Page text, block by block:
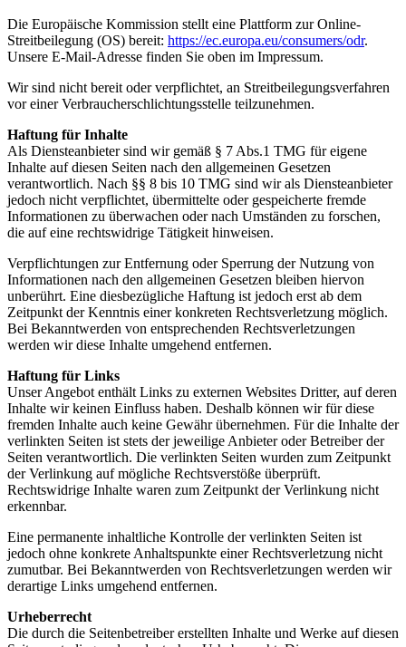
Die Europäische Kommission stellt eine Plattform zur Online-
Streitbeilegung (OS) bereit: https://ec.europa.eu/consumers/odr.
Unsere E-Mail-Adresse finden Sie oben im Impressum.
Wir sind nicht bereit oder verpflichtet, an Streitbeilegungsverfahren
vor einer Verbraucherschlichtungsstelle teilzunehmen.
Haftung für Inhalte
Als Diensteanbieter sind wir gemäß § 7 Abs.1 TMG für eigene
Inhalte auf diesen Seiten nach den allgemeinen Gesetzen
verantwortlich. Nach §§ 8 bis 10 TMG sind wir als Diensteanbieter
jedoch nicht verpflichtet, übermittelte oder gespeicherte fremde
Informationen zu überwachen oder nach Umständen zu forschen,
die auf eine rechtswidrige Tätigkeit hinweisen.
Verpflichtungen zur Entfernung oder Sperrung der Nutzung von
Informationen nach den allgemeinen Gesetzen bleiben hiervon
unberührt. Eine diesbezügliche Haftung ist jedoch erst ab dem
Zeitpunkt der Kenntnis einer konkreten Rechtsverletzung möglich.
Bei Bekanntwerden von entsprechenden Rechtsverletzungen
werden wir diese Inhalte umgehend entfernen.
Haftung für Links
Unser Angebot enthält Links zu externen Websites Dritter, auf deren
Inhalte wir keinen Einfluss haben. Deshalb können wir für diese
fremden Inhalte auch keine Gewähr übernehmen. Für die Inhalte der
verlinkten Seiten ist stets der jeweilige Anbieter oder Betreiber der
Seiten verantwortlich. Die verlinkten Seiten wurden zum Zeitpunkt
der Verlinkung auf mögliche Rechtsverstöße überprüft.
Rechtswidrige Inhalte waren zum Zeitpunkt der Verlinkung nicht
erkennbar.
Eine permanente inhaltliche Kontrolle der verlinkten Seiten ist
jedoch ohne konkrete Anhaltspunkte einer Rechtsverletzung nicht
zumutbar. Bei Bekanntwerden von Rechtsverletzungen werden wir
derartige Links umgehend entfernen.
Urheberrecht
Die durch die Seitenbetreiber erstellten Inhalte und Werke auf diesen